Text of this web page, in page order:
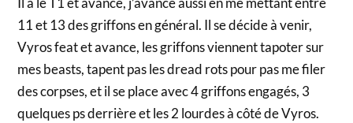
11 et 13 des griffons en général. Il se décide à venir,
Vyros feat et avance, les griffons viennent tapoter sur
mes beasts, tapent pas les dread rots pour pas me filer
des corpses, et il se place avec 4 griffons engagés, 3
quelques ps derrière et les 2 lourdes à côté de Vyros.